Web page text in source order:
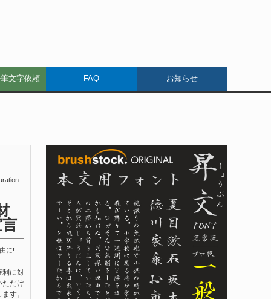
文字依頼 FAQ お知らせ
に!
利に対
ただけ
す。